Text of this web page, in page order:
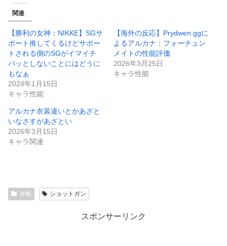
関連
【勝利の女神：NIKKE】SGサ
ポート推してくるけどサポー
トされる側のSGがイマイチ
パッとしないことにはどうに
もなぁ
2024年1月15日
キャラ性能
【海外の反応】Prydwen.ggに
よるアルカナ：フォーチュン
メイトの性能評価
2026年3月25日
キャラ性能
アルカナ衣装違いとかあざと
いなさすがあざとい
2026年3月15日
キャラ関連
攻略 ショットガン
スポンサーリンク